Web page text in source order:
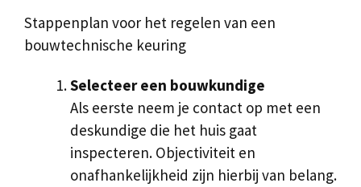
Stappenplan voor het regelen van een
bouwtechnische keuring
Selecteer een bouwkundige
Als eerste neem je contact op met een
deskundige die het huis gaat
inspecteren. Objectiviteit en
onafhankelijkheid zijn hierbij van belang.